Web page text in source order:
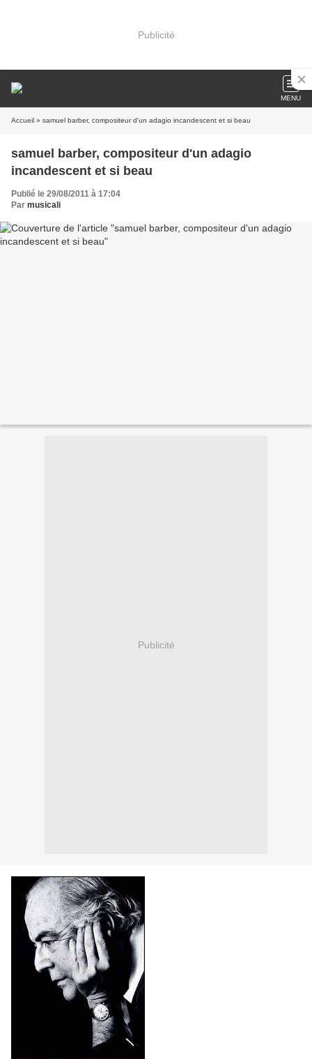
Publicité
MENU
Accueil » samuel barber, compositeur d'un adagio incandescent et si beau
samuel barber, compositeur d'un adagio
incandescent et si beau
Publié le 29/08/2011 à 17:04
Par musicali
Publicité